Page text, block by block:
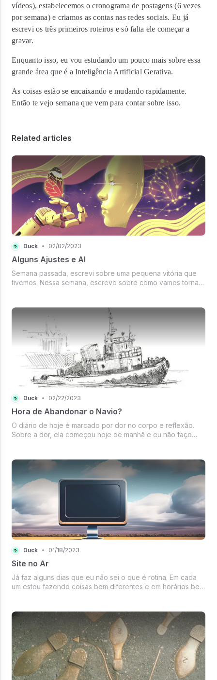
vídeos), estabelecemos o cronograma de postagens (6 vezes
por semana) e criamos as contas nas redes sociais. Eu já
escrevi os três primeiros roteiros e só falta ele começar a
gravar.
Enquanto isso, eu vou estudando um pouco mais sobre essa
grande área que é a Inteligência Artificial Gerativa.
As coisas estão se encaixando e mudando rapidamente.
Então te vejo semana que vem para contar sobre isso.
Related articles
Duck • 02/02/2023
Alguns Ajustes e AI
Semana passada, escrevi sobre uma pequena vitória que
tivemos. Nessa semana, escrevo sobre como vamos tornar
projeto relacionado...
Duck • 02/22/2023
Hora de Abandonar o Navio?
O diário de hoje é marcado por dor no corpo e reflexão.
Sobre a dor, ela começou hoje de manhã e eu não faço
Duck • 01/18/2023
Site no Ar
Já faz alguns dias que eu não sei o que é rotina. Em cada
um estou fazendo coisas bem diferentes e em horários bem
diferentemente d...